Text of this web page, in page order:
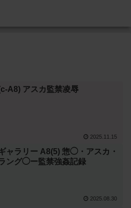
A8) アスカ監禁凌辱
2025.11.15
ャラリー A8(5) 惣◯・アスカ・
ング◯ー監禁強姦記録
2025.08.30